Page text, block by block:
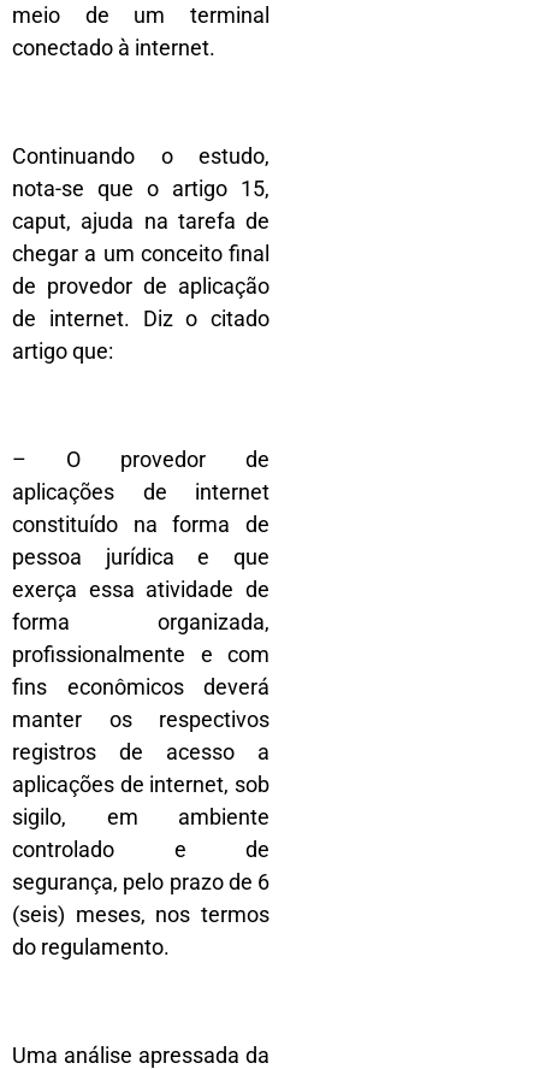
meio de um terminal
conectado à internet.
Continuando o estudo,
nota-se que o artigo 15,
caput, ajuda na tarefa de
chegar a um conceito final
de provedor de aplicação
de internet. Diz o citado
artigo que:
– O provedor de
aplicações de internet
constituído na forma de
pessoa jurídica e que
exerça essa atividade de
forma organizada,
profissionalmente e com
fins econômicos deverá
manter os respectivos
registros de acesso a
aplicações de internet, sob
sigilo, em ambiente
controlado e de
segurança, pelo prazo de 6
(seis) meses, nos termos
do regulamento.
Uma análise apressada da